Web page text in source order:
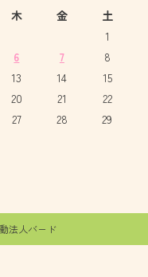
木 金 土
1
6 7
8
13 14
15
20 21
22
27 28
29
法人バード